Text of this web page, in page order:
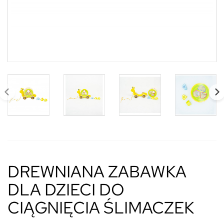
DREWNIANA ZABAWKA
DLA DZIECI DO
CIĄGNIĘCIA ŚLIMACZEK